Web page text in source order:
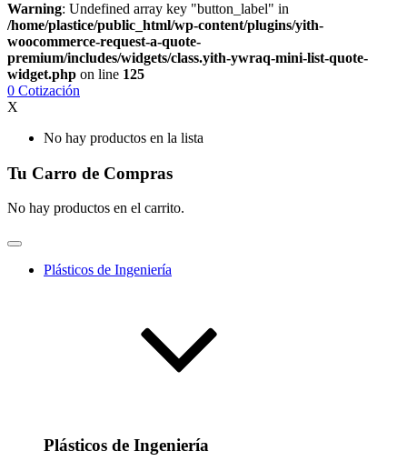
Warning: Undefined array key "button_label" in
/home/plastice/public_html/wp-content/plugins/yith-
woocommerce-request-a-quote-
premium/includes/widgets/class.yith-ywraq-mini-list-quote-
widget.php on line 125
0 Cotización
X
No hay productos en la lista
Tu Carro de Compras
No hay productos en el carrito.
Plásticos de Ingeniería
Plásticos de Ingeniería